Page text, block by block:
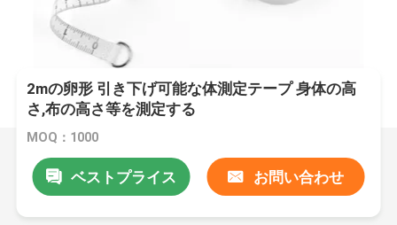
2mの卵形 引き下げ可能な体測定テープ 身体の高
さ,布の高さ等を測定する
MOQ：1000
ベストプライス お問い合わせ